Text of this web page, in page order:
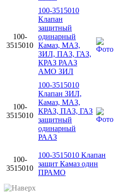
100-
3515010
100-3515010
Клапан
защитный
одинарный
Камаз, МАЗ,
ЗИЛ, ПАЗ, ГАЗ,
КРАЗ РААЗ
АМО ЗИЛ
100-
3515010
100-3515010
Клапан ЗИЛ,
Камаз, МАЗ,
КРАЗ, ПАЗ, ГАЗ
защитный
одинарный
РААЗ
100-
3515010
100-3515010 Клапан
защит Камаз один
ПРАМО